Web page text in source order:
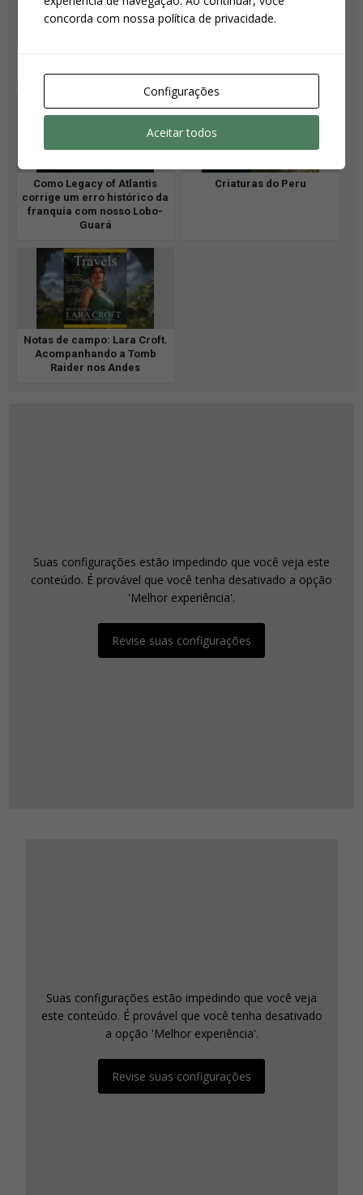
Quebra-cabeças
Travessia e movimento
Como Legacy of Atlantis
corrige um erro histórico da
franquia com nosso Lobo-
Guará
Criaturas do Peru
Notas de campo: Lara Croft.
Acompanhando a Tomb
Raider nos Andes
Suas configurações estão impedindo que você veja este
conteúdo. É provável que você tenha desativado a opção
'Melhor experiência'.
Revise suas configurações
Suas configurações estão impedindo que você veja
este conteúdo. É provável que você tenha desativado
a opção 'Melhor experiência'.
Revise suas configurações
concorda com nossa política de privacidade.
Configurações
Aceitar todos